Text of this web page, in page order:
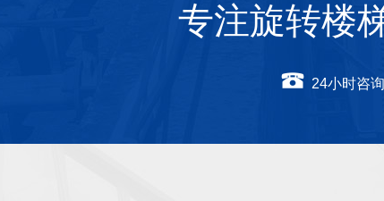
专注旋转楼
24小时咨